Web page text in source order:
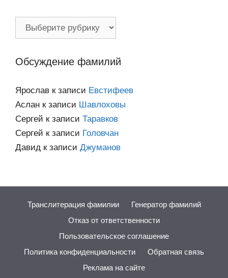
Фамилии
Обсуждение фамилий
Ярослав к записи Евстифеев
Аслан к записи Шавлоховы
Сергей к записи Таравков
Сергей к записи Головчан
Давид к записи Джуманов
Транслитерация фамилии
Генератор фамилий
Отказ от ответственности
Пользовательское соглашение
Политика конфиденциальности
Обратная связь
Реклама на сайте